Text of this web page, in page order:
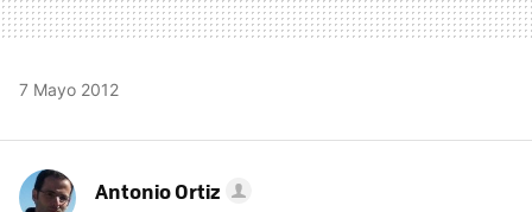
7 Mayo 2012
Antonio Ortiz